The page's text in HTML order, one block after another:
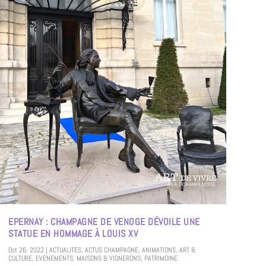
EPERNAY : CHAMPAGNE DE VENOGE DÉVOILE UNE
STATUE EN HOMMAGE À LOUIS XV
Oct 26, 2022 |ACTUALITES,ACTUS CHAMPAGNE,ANIMATIONS,ART &
CULTURE, EVENEMENTS, MAISONS & VIGNERONS, PATRIMOINE